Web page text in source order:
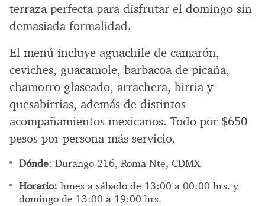
terraza perfecta para disfrutar el domingo sin
demasiada formalidad.
El menú incluye aguachile de camarón,
ceviches, guacamole, barbacoa de picaña,
chamorro glaseado, arrachera, birria y
quesabirrias, además de distintos
acompañamientos mexicanos. Todo por $650
pesos por persona más servicio.
Dónde: Durango 216, Roma Nte, CDMX
Horario: lunes a sábado de 13:00 a 00:00 hrs. y
domingo de 13:00 a 19:00 hrs.